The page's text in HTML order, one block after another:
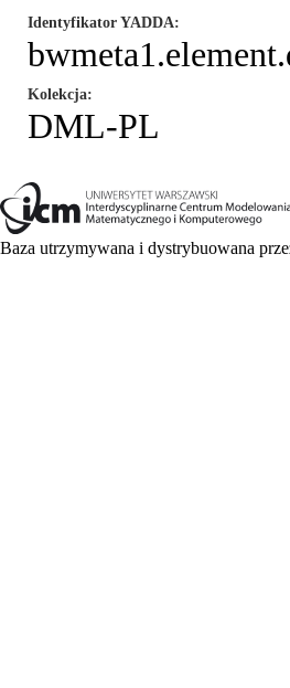
Identyfikator YADDA
Kolekcja
DML-PL
Baza utrzymywana i dystrybuowana